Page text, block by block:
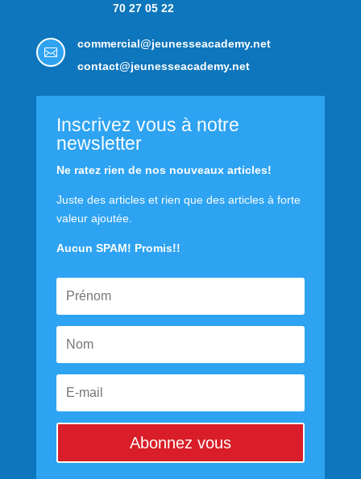
70 27 05 22

commercial@jeunesseacademy.net
contact@jeunesseacademy.net
Inscrivez vous à notre
newsletter
Ne ratez rien de nos nouveaux articles!
Juste des articles et rien que des articles à forte
valeur ajoutée.
Aucun SPAM! Promis!!
Abonnez vous